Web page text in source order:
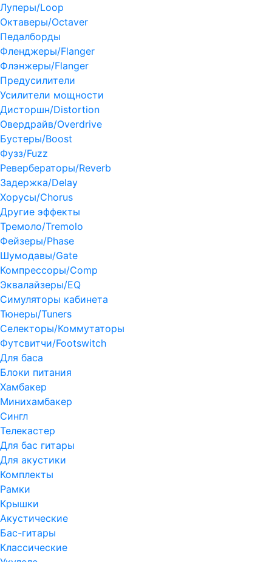
Луперы/Loop
Октаверы/Octaver
Педалборды
Фленджеры/Flanger
Флэнжеры/Flanger
Предусилители
Усилители мощности
Дисторшн/Distortion
Овердрайв/Overdrive
Бустеры/Boost
Фузз/Fuzz
Ревербераторы/Reverb
Задержка/Delay
Хорусы/Chorus
Другие эффекты
Тремоло/Tremolo
Фейзеры/Phase
Шумодавы/Gate
Компрессоры/Comp
Эквалайзеры/EQ
Симуляторы кабинета
Тюнеры/Tuners
Селекторы/Коммутаторы
Футсвитчи/Footswitch
Для баса
Блоки питания
Хамбакер
Минихамбакер
Сингл
Телекастер
Для бас гитары
Для акустики
Комплекты
Рамки
Крышки
Акустические
Бас-гитары
Классические